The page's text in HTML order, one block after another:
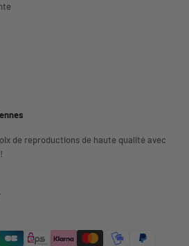
de reproductions de haute qualité avec